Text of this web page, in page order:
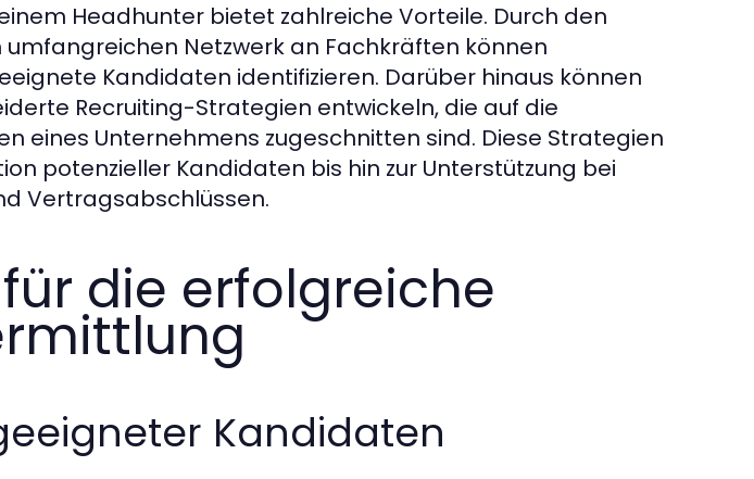
Headhunter bietet zahlreiche Vorteile. Durch den
Netzwerk an Fachkräften können
Kandidaten identifizieren. Darüber hinaus können
Recruiting-Strategien entwickeln, die auf die
eines Unternehmens zugeschnitten sind. Diese Strategien
potenzieller Kandidaten bis hin zur Unterstützung bei
Vertragsabschlüssen.
die erfolgreiche
Kandidaten